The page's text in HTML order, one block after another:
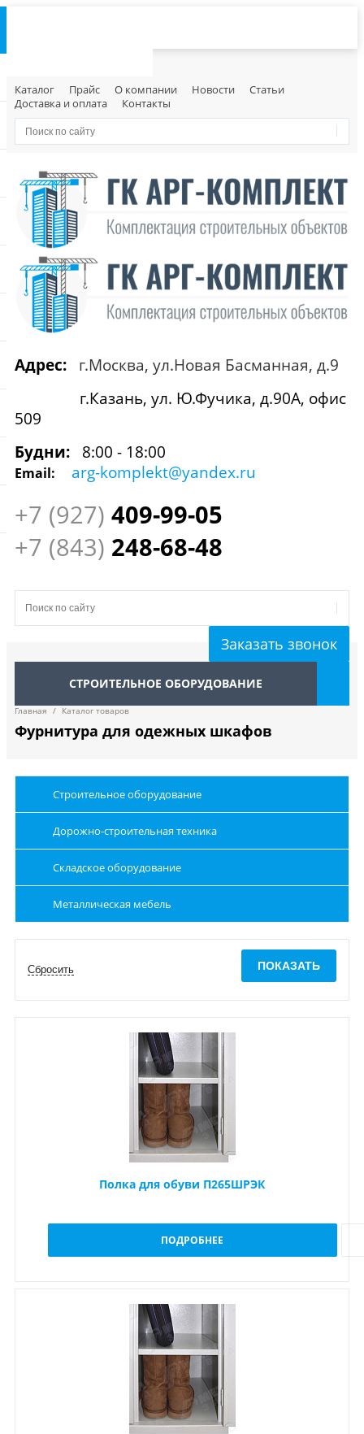
Каталог Прайс О компании Новости
Статьи
Доставка и оплата
Контакты
Адрес:
г.Москва, ул.Новая Басманная, д.9
г.Казань, ул. Ю.Фучика, д.90А, офис
509
Будни:
8:00 - 18:00
Email: arg-komplekt@yandex.ru
+7 (927) 409-99-05
+7 (843) 248-68-48
Заказать звонок
СТРОИТЕЛЬНОЕ ОБОРУДОВАНИЕ
Главная / Каталог товаров
Фурнитура для одежных шкафов
Строительное оборудование
Дорожно-строительная техника
Складское оборудование
Металлическая мебель
Полка для обуви П265ШРЭК
ПОДРОБНЕЕ